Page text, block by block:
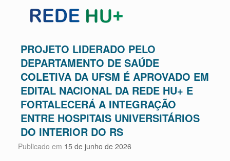
PROJETO LIDERADO PELO
DEPARTAMENTO DE SAÚDE
COLETIVA DA UFSM É APROVADO EM
EDITAL NACIONAL DA REDE HU+ E
FORTALECERÁ A INTEGRAÇÃO
ENTRE HOSPITAIS UNIVERSITÁRIOS
DO INTERIOR DO RS
Publicado em 15 de junho de 2026